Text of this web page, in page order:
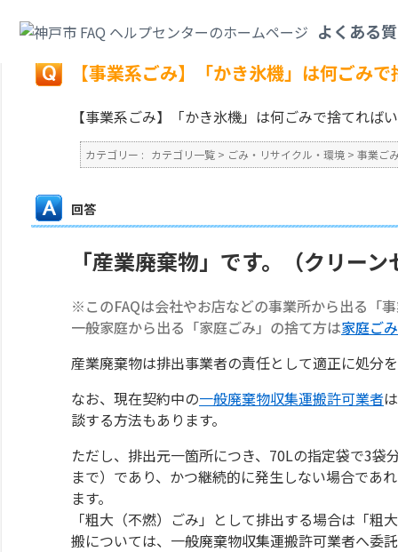
よくある
戻る
【事業系ごみ】「かき氷機」は何ごみ
【事業系ごみ】「かき氷機」は何ごみで捨てれば
カテゴリー : カテゴリ一覧 > ごみ・リサイクル・環境 > 事業ご
回答
「産業廃棄物」です。（クリー
※このFAQは会社やお店などの事業所から出る「
一般家庭から出る「家庭ごみ」の捨て方は家庭ご
産業廃棄物は排出事業者の責任として適正に処分
なお、現在契約中の一般廃棄物収集運搬許可業者
談する方法もあります。
ただし、排出元一箇所につき、70Lの指定袋で3
まで）であり、かつ継続的に発生しない場合であ
ます。
「粗大（不燃）ごみ」として排出する場合は「
搬については、一般廃棄物収集運搬許可業者へ委